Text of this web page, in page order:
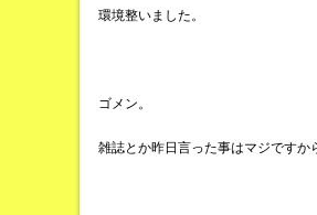
環境整いました。
ゴメン。
雑誌とか昨日言った事はマジですか